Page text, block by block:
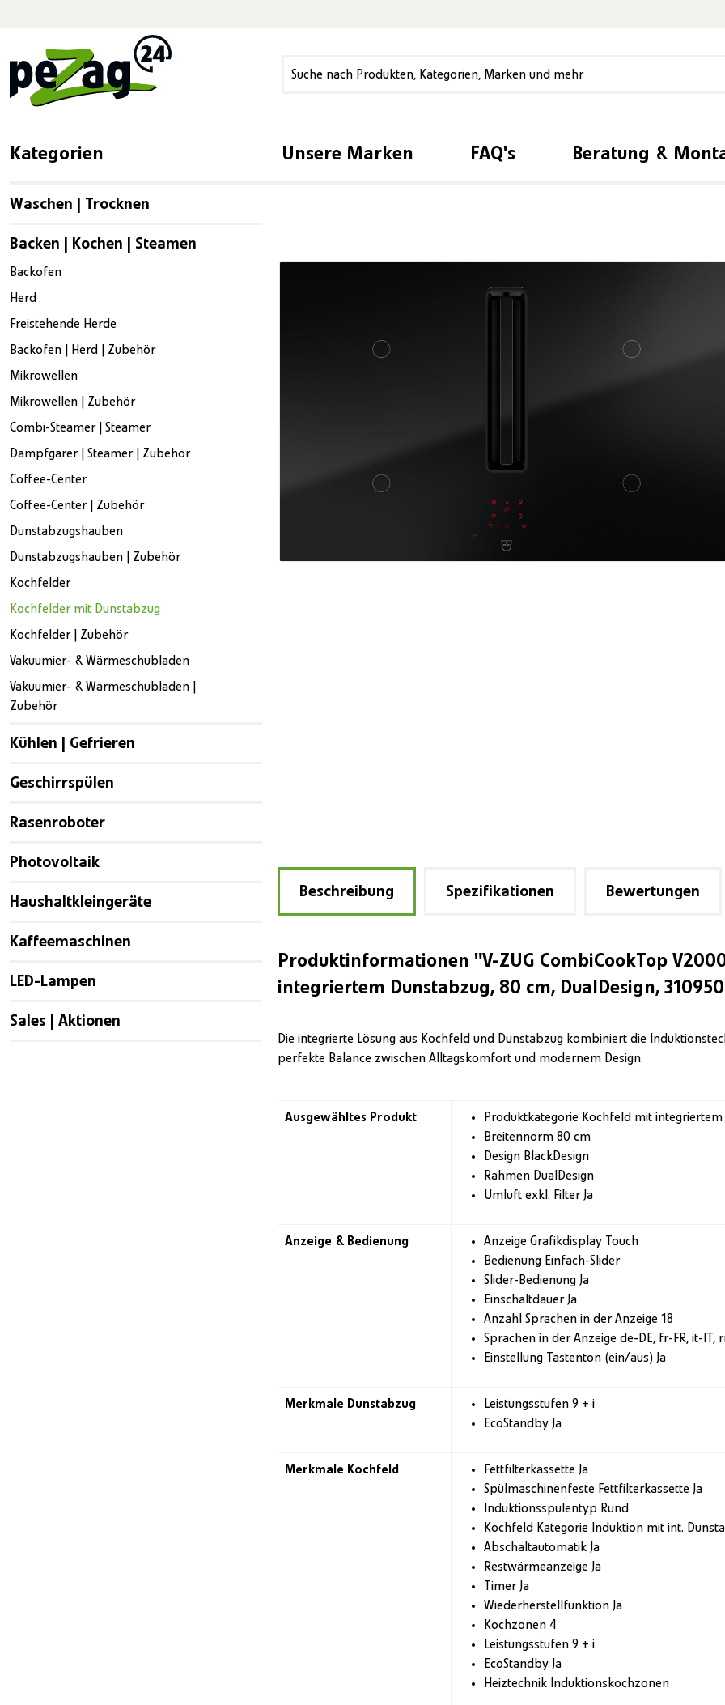
Kategorien Unsere Marken FAQ's Beratung &
Waschen | Trocknen
Backen | Kochen | Steamen
Backofen
Herd
Freistehende Herde
Backofen | Herd | Zubehör
Mikrowellen
Mikrowellen | Zubehör
Combi-Steamer | Steamer
Dampfgarer | Steamer | Zubehör
Coffee-Center
Coffee-Center | Zubehör
Dunstabzugshauben
Dunstabzugshauben | Zubehör
Kochfelder
Kochfelder mit Dunstabzug
Kochfelder | Zubehör
Vakuumier- & Wärmeschubladen
Vakuumier- & Wärmeschubladen |
Zubehör
Kühlen | Gefrieren
Geschirrspülen
Rasenroboter
Photovoltaik
Haushaltkleingeräte
Kaffeemaschinen
LED-Lampen
Sales | Aktionen
Beschreibung Spezifikationen Bewertungen
Produktinformationen "V-ZUG CombiCookTop
integriertem Dunstabzug, 80 cm, DualDesign,
Die integrierte Lösung aus Kochfeld und Dunstabzug kombiniert die
perfekte Balance zwischen Alltagskomfort und modernem Design.
Ausgewähltes Produkt
Produktkategorie Kochfeld mit
Breitennorm 80 cm
Design BlackDesign
Rahmen DualDesign
Umluft exkl. Filter Ja
Anzeige & Bedienung
Anzeige Grafikdisplay Touch
Bedienung Einfach-Slider
Slider-Bedienung Ja
Einschaltdauer Ja
Anzahl Sprachen in der Anzeige 18
Sprachen in der Anzeige de-DE, fr-FR, it-IT,
Einstellung Tastenton (ein/aus) Ja
Merkmale Dunstabzug
Leistungsstufen 9 + i
EcoStandby Ja
Merkmale Kochfeld
Fettfilterkassette Ja
Spülmaschinenfeste Fettfilterkassette Ja
Induktionsspulentyp Rund
Kochfeld Kategorie Induktion mit int.
Abschaltautomatik Ja
Restwärmeanzeige Ja
Timer Ja
Wiederherstellfunktion Ja
Kochzonen 4
Leistungsstufen 9 + i
EcoStandby Ja
Heiztechnik Induktionskochzonen